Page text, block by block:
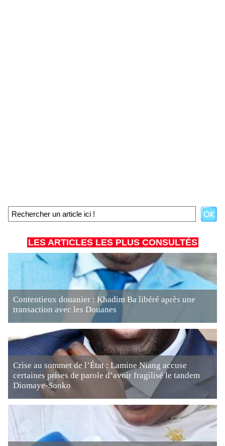
LES ARTICLES LES PLUS CONSULTÉS
Contentieux douanier : Khadim Ba libéré après une
transaction avec les Douanes
Crise au sommet de l’État : Lamine Niang accuse
certaines prises de parole d’avoir fragilisé le tandem
Diomaye-Sonko